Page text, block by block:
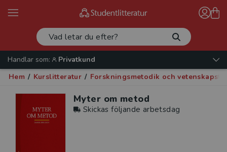
Handlar som:
Privatkund
Hem / Kurslitteratur / Forskningsmetodik och
Myter om metod
Skickas följande arbetsdag